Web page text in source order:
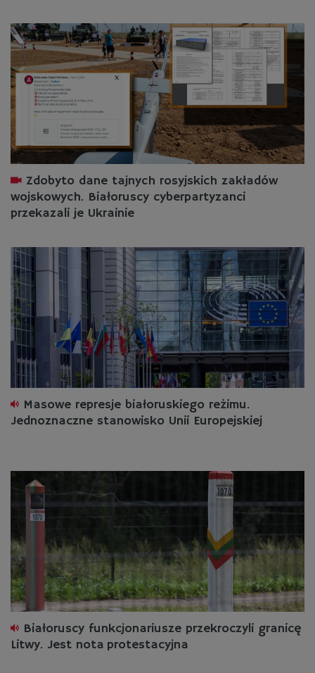
Zdobyto dane tajnych rosyjskich zakładów
wojskowych. Białoruscy cyberpartyzanci
przekazali je Ukrainie
Masowe represje białoruskiego reżimu.
Jednoznaczne stanowisko Unii Europejskiej
Białoruscy funkcjonariusze przekroczyli granicę
Litwy. Jest nota protestacyjna